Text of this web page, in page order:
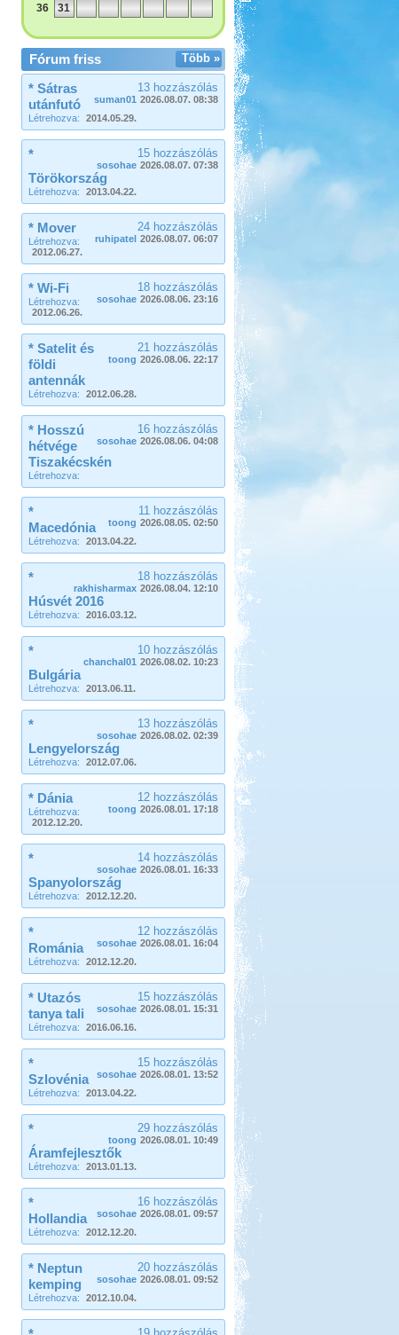
36
31
Több »
Fórum friss
13 hozzászólás
suman01 2026.08.07. 08:38
* Sátras
utánfutó
Létrehozva: 2014.05.29.
15 hozzászólás
sosohae 2026.08.07. 07:38
*
Törökország
Létrehozva: 2013.04.22.
24 hozzászólás
ruhipatel 2026.08.07. 06:07
* Mover
Létrehozva:
2012.06.27.
18 hozzászólás
sosohae 2026.08.06. 23:16
* Wi-Fi
Létrehozva:
2012.06.26.
21 hozzászólás
toong 2026.08.06. 22:17
* Satelit és
földi
antennák
Létrehozva: 2012.06.28.
16 hozzászólás
sosohae 2026.08.06. 04:08
* Hosszú
hétvége
Tiszakécskén
Létrehozva:
11 hozzászólás
toong 2026.08.05. 02:50
*
Macedónia
Létrehozva: 2013.04.22.
18 hozzászólás
rakhisharmax 2026.08.04. 12:10
*
Húsvét 2016
Létrehozva: 2016.03.12.
10 hozzászólás
chanchal01 2026.08.02. 10:23
*
Bulgária
Létrehozva: 2013.06.11.
13 hozzászólás
sosohae 2026.08.02. 02:39
*
Lengyelország
Létrehozva: 2012.07.06.
12 hozzászólás
toong 2026.08.01. 17:18
* Dánia
Létrehozva:
2012.12.20.
14 hozzászólás
sosohae 2026.08.01. 16:33
*
Spanyolország
Létrehozva: 2012.12.20.
12 hozzászólás
sosohae 2026.08.01. 16:04
*
Románia
Létrehozva: 2012.12.20.
15 hozzászólás
sosohae 2026.08.01. 15:31
* Utazós
tanya tali
Létrehozva: 2016.06.16.
15 hozzászólás
sosohae 2026.08.01. 13:52
*
Szlovénia
Létrehozva: 2013.04.22.
29 hozzászólás
toong 2026.08.01. 10:49
*
Áramfejlesztők
Létrehozva: 2013.01.13.
16 hozzászólás
sosohae 2026.08.01. 09:57
*
Hollandia
Létrehozva: 2012.12.20.
20 hozzászólás
sosohae 2026.08.01. 09:52
* Neptun
kemping
Létrehozva: 2012.10.04.